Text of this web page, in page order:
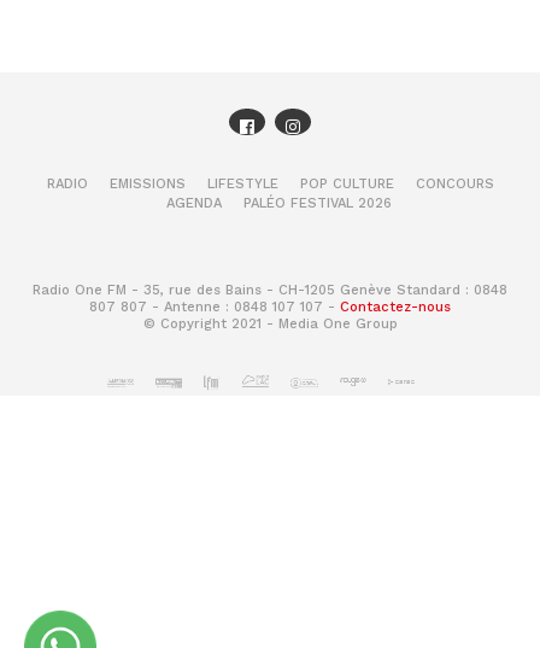
RADIO EMISSIONS LIFESTYLE POP CULTURE
CONCOURS
AGENDA
PALÉO FESTIVAL 2026
Radio One FM - 35, rue des Bains - CH-1205 Genève Standard : 0848
807 807 - Antenne : 0848 107 107 - Contactez-nous
© Copyright 2021 - Media One Group